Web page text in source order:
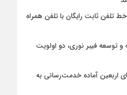
خط تلفن ثابت رایگان با تلفن همراه
توسعه فیبر نوری، دو اولویت
اربعین آماده خدمت‌رسانی به